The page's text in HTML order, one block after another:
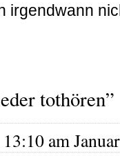
irgendwann
tothören”
am